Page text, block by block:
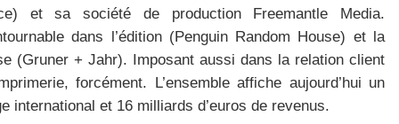
et sa société de production Freemantle Media.
dans l’édition (Penguin Random House) et la
(Gruner + Jahr). Imposant aussi dans la relation client
forcément. L’ensemble affiche aujourd’hui un
international et 16 milliards d’euros de revenus.